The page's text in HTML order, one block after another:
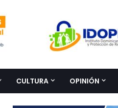
CULTURA OPINIÓN